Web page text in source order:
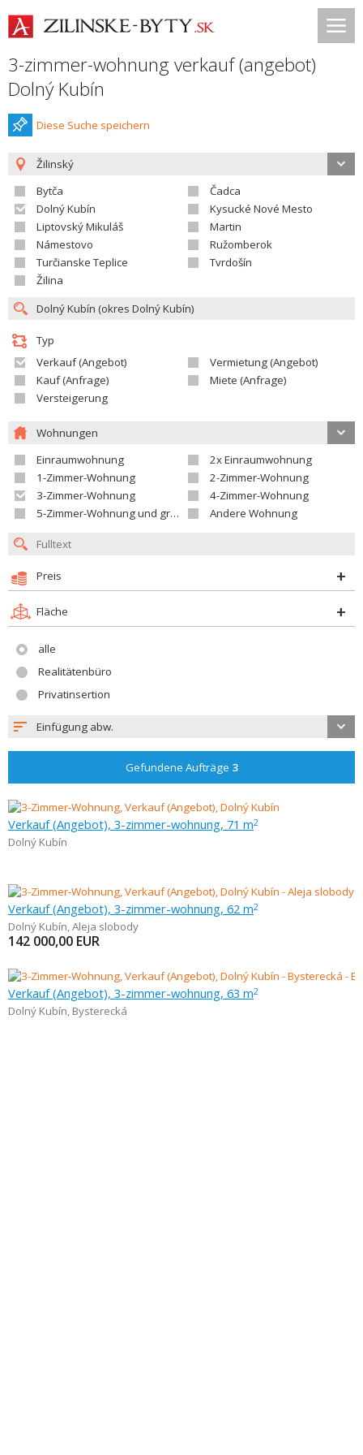
3-zimmer-wohnung verkauf (angebot)
Dolný Kubín
Diese Suche speichern
Žilinský
Bytča
Čadca
Dolný Kubín
Kysucké Nové Mesto
Liptovský Mikuláš
Martin
Námestovo
Ružomberok
Turčianske Teplice
Tvrdošín
Žilina
Typ
Verkauf (Angebot)
Vermietung (Angebot)
Kauf (Anfrage)
Miete (Anfrage)
Versteigerung
Wohnungen
Einraumwohnung
2x Einraumwohnung
1-Zimmer-Wohnung
2-Zimmer-Wohnung
3-Zimmer-Wohnung
4-Zimmer-Wohnung
5-Zimmer-Wohnung und größer
Andere Wohnung
Preis
Fläche
alle
Realitätenbüro
Privatinsertion
Einfügung abw.
Gefundene Aufträge 3
Verkauf (Angebot), 3-zimmer-wohnung, 71 m2
Dolný Kubín
Verkauf (Angebot), 3-zimmer-wohnung, 62 m2
Dolný Kubín,Aleja slobody
142 000,00 EUR
Verkauf (Angebot), 3-zimmer-wohnung, 63 m2
Dolný Kubín, Bysterecká